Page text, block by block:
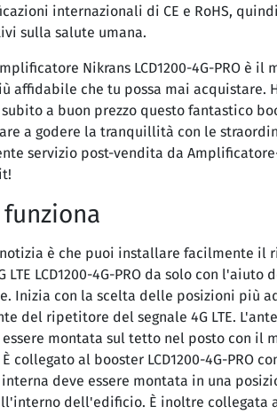
internazionali di CE e RoHS,
sulla salute umana.
Nikrans LCD1200-4G-PRO è
affidabile che tu possa mai acquistare.
a buon prezzo questo fantastico
a godere la tranquillità con le
servizio post-vendita da
funziona
notizia è che puoi installare facilmente il
LTE LCD1200-4G-PRO da solo con l'aiuto
Inizia con la scelta delle posizioni più
del ripetitore del segnale 4G LTE.
montata sul tetto nel posto con il
collegato al booster LCD1200-4G-PRO
interna deve essere montata in una
dell'edificio. È inoltre collegata